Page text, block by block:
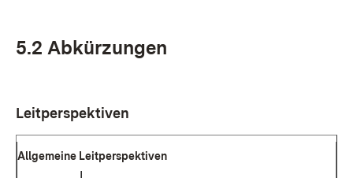
5.2 Ab­kür­zun­gen
Leit­per­spek­ti­ven
All­ge­mei­ne Leit­per­spek­ti­ven